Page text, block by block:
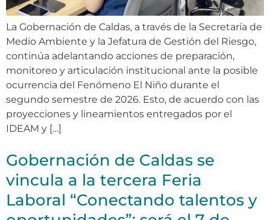
La Gobernación de Caldas, a través de la Secretaría de
Medio Ambiente y la Jefatura de Gestión del Riesgo,
continúa adelantando acciones de preparación,
monitoreo y articulación institucional ante la posible
ocurrencia del Fenómeno El Niño durante el
segundo semestre de 2026. Esto, de acuerdo con las
proyecciones y lineamientos entregados por el
IDEAM y […]
Gobernación de Caldas se
vincula a la tercera Feria
Laboral “Conectando talentos y